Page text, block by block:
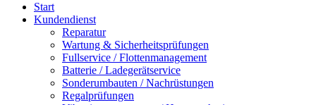
Start
Kundendienst
Reparatur
Wartung & Sicherheitsprüfungen
Fullservice / Flottenmanagement
Batterie / Ladegerätservice
Sonderumbauten / Nachrüstungen
Regalprüfungen